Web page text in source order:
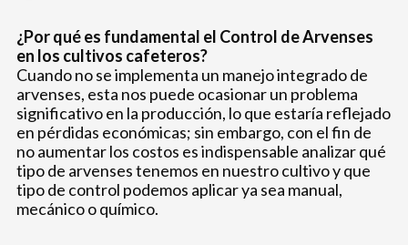
¿Por qué es fundamental el Control de Arvenses
en los cultivos cafeteros?
Cuando no se implementa un manejo integrado de
arvenses, esta nos puede ocasionar un problema
significativo en la producción, lo que estaría reflejado
en pérdidas económicas; sin embargo, con el fin de
no aumentar los costos es indispensable analizar qué
tipo de arvenses tenemos en nuestro cultivo y que
tipo de control podemos aplicar ya sea manual,
mecánico o químico.